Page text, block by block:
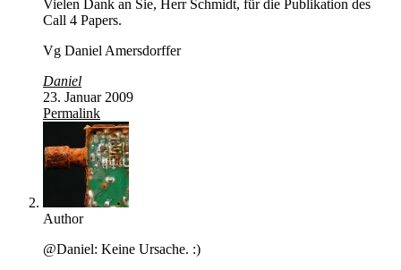
Vielen Dank an Sie, Herr Schmidt, für die Publikation des
Call 4 Papers.
Vg Daniel Amersdorffer
Daniel
23. Januar 2009
Permalink
Author
@Daniel: Keine Ursache. :)